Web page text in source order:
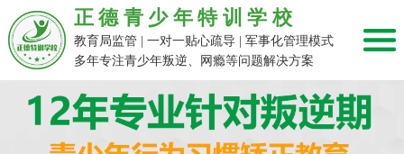
正德青少年特训学校
教育局监管 | 一对一贴心疏导 | 军事化管理模式
多年专注青少年叛逆、网瘾等问题解决方案